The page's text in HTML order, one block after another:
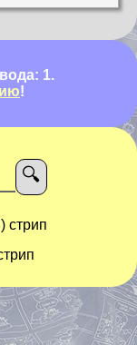
1.
!
стрип